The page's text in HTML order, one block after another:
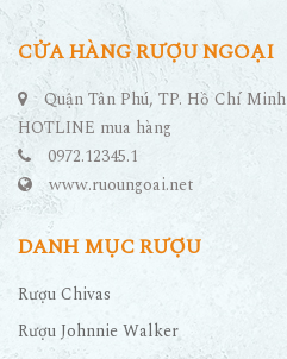
CỬA HÀNG RƯỢU NGOẠI
Quận Tân Phú, TP. Hồ Chí Minh
HOTLINE mua hàng
0972.12345.1
www.ruoungoai.net
DANH MỤC RƯỢU
Rượu Chivas
Rượu Johnnie Walker